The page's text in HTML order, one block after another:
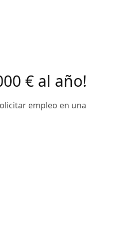
€ al año!
empleo en una